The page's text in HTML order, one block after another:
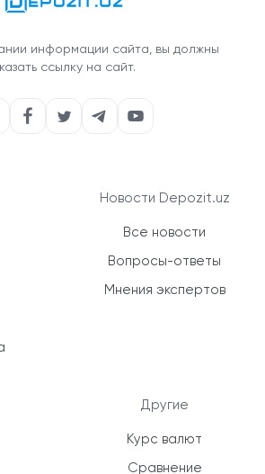
информации сайта, вы должны
ссылку на сайт.
Новости Depozit.uz
Все новости
Вопросы-ответы
Мнения экспертов
Другие
Курс валют
Сравнение